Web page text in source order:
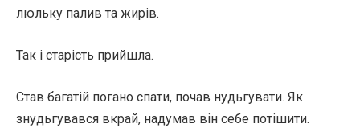
люльку палив та жирів.
Так і старість прийшла.
Став багатій погано спати, почав нудьгувати. Як
знудьгувався вкрай, надумав він себе потішити.